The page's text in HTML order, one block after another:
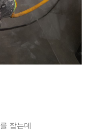
잡는데